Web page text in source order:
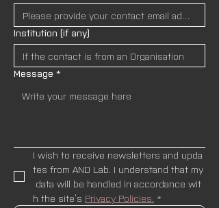
Institution (if any)
Message *
I wish to receive newsletters and upda
tes from AND Lab. I understand that my
data will be handled in accordance wit
h the site’s Privacy Policies. *